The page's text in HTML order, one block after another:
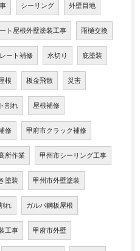
シーリング 外壁目地
ト屋根外壁塗装工事 雨樋交換
ート補修 水切り 庇塗装
根 板金飛散 災害
割れ 屋根補修
修 甲府市クラック補修
所作業 甲州市シーリング工事
塗装 甲州市外壁塗装
れ ガルバ鋼板屋根
工事 甲府市外壁